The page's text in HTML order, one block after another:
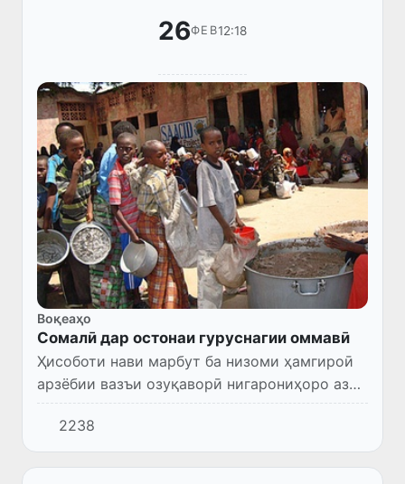
26ФЕВ12:18
Воқеаҳо
Сомалӣ дар остонаи гуруснагии оммавӣ
Ҳисоботи нави марбут ба низоми ҳамгироӣ
арзёбии вазъи озуқаворӣ нигарониҳоро аз
бадшавии шадиди гуруснагӣ ва камғизоӣ
дар Сомалӣ тасдиқ намуд.
2238